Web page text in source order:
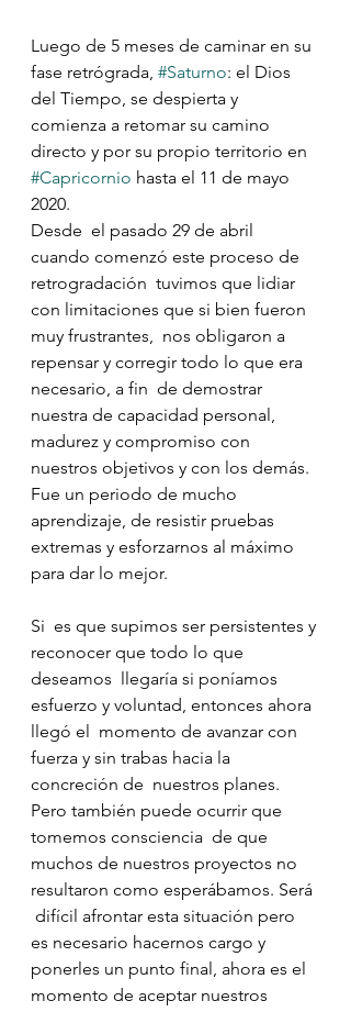
Luego de 5 meses de caminar en su
fase retrógrada, #Saturno: el Dios
del Tiempo, se despierta y
comienza a retomar su camino
directo y por su propio territorio en
#Capricornio hasta el 11 de mayo
2020. ⠀⠀⠀⠀⠀⠀⠀⠀⠀ ⠀⠀⠀⠀⠀⠀⠀⠀
Desde  el pasado 29 de abril
cuando comenzó este proceso de
retrogradación  tuvimos que lidiar
con limitaciones que si bien fueron
muy frustrantes,  nos obligaron a
repensar y corregir todo lo que era
necesario, a fin  de demostrar
nuestra de capacidad personal,
madurez y compromiso con
nuestros objetivos y con los demás.
Fue un periodo de mucho
aprendizaje, de resistir pruebas
extremas y esforzarnos al máximo
para dar lo mejor.
Si  es que supimos ser persistentes y
reconocer que todo lo que
deseamos  llegaría si poníamos
esfuerzo y voluntad, entonces ahora
llegó el  momento de avanzar con
fuerza y sin trabas hacia la
concreción de  nuestros planes.
Pero también puede ocurrir que
tomemos consciencia  de que
muchos de nuestros proyectos no
resultaron como esperábamos. Será
difícil afrontar esta situación pero
es necesario hacernos cargo y
ponerles un punto final, ahora es el
momento de aceptar nuestros